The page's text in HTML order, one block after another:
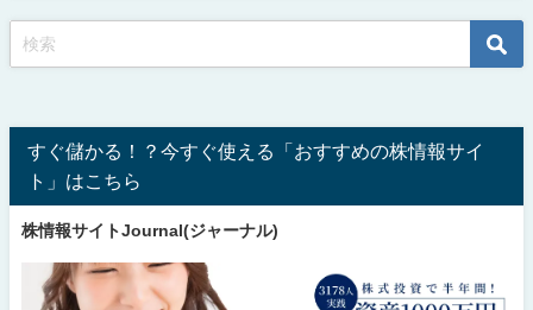
すぐ儲かる！？今すぐ使える「おすすめの株情報サイ
ト」はこちら
株情報サイトJournal(ジャーナル)